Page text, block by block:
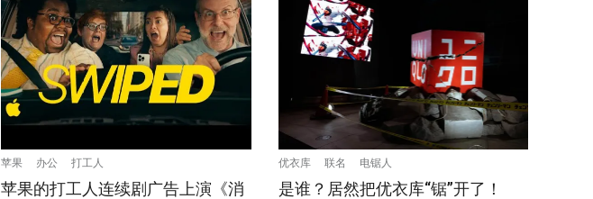
苹果 办公 打工人
苹果的打工人连续剧广告上演《消
优衣库 联名 电锯人
是谁？居然把优衣库“锯”开了！